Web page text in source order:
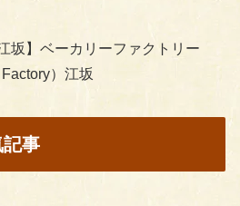
坂】ベーカリーファクトリー
Factory）江坂
事